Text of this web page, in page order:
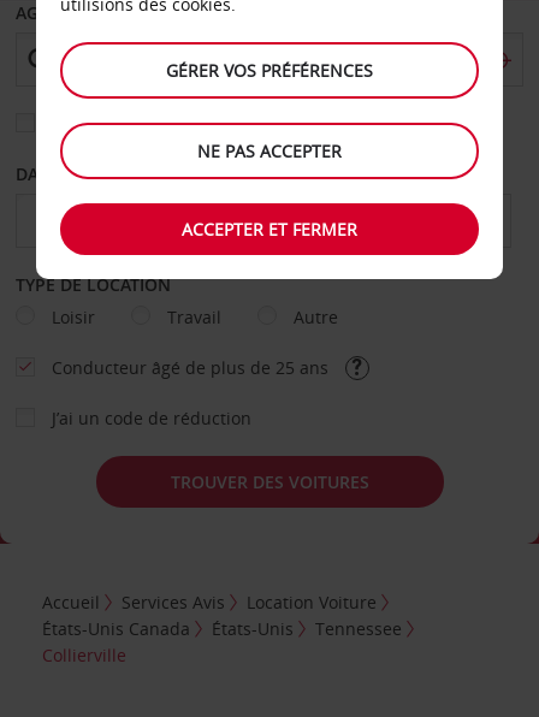
AGENCE DE DÉPART
Sélectionnez une autre agence de retour
DATE DE DÉPART DATE DE RETOUR
TYPE DE LOCATION
Loisir
Travail Autre
Conducteur âgé de plus de 25 ans
J’ai un code de réduction
TROUVER DES VOITURES
Accueil Services Avis
Location Voiture
États-Unis Canada
États-Unis
Tennessee
Collierville
GÉRER VOS PRÉFÉRENCES
NE PAS ACCEPTER
ACCEPTER ET FERMER